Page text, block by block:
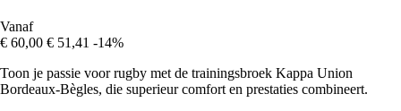
Vanaf
€ 60,00 € 51,41 -14%
Toon je passie voor rugby met de trainingsbroek Kappa Union
Bordeaux-Bègles, die superieur comfort en prestaties combineert.